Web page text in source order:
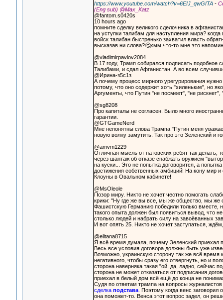
https://www.youtube.com/watch?v=6EIJ_qwGITA-
(Eng sub) ‪@Max_Katz‬
@fantom.s0420s
10 hours ago
помните сделку великого сделочника в
на уступки талибам для наступления мира?
войск талибан быстренько захватил власть
высказав ни слова?🤔хмм что-то мне это
@vladimirpavlov2084
В 17 году, Трамп собирался подписать подобное
Талибами, и сдал Афганистан. А во всем
@Ирина-з5с1з
А почему процесс мирного урегурирования
потому, что оно содержит хоть "хиленькие", но
Аргументы, что Путин "не посмеет", "не
@sg8208
Про капиталы не согласен. Было много
гарантии.
@GTGameNerd
Мне непонятны слова Трампа "Путин меня
новую волну замутить. Так про это Зеленский и
@amvm1229
Отличная мысль от натовских ребят так делать,
через шантаж об отказе снабжать оружием
на куски... Это не попытка договорится, а
достижения собственных амбиций! На кону мир и
Клоуны в Овальном кабинете!
@MsOleole
Позор миру. Никто не хочет честно помогать
крики: "Ну где же вы все, мы же общество, мы же
Фашистскую Германию победили только вместе,
такого опыта должен был появиться вывод, что
столько людей и набрать силу на завоёванных
И вот опять 25. Никто не хочет заступаться,
@elitana8715
Я всё время думала, почему Зеленский приехал
Весь все условия договора должны быть уже
Возможно, украинскую сторону так же всё
негативного, чтобы сразу его отвергнуть, но и
сторона наверняка такая "ой, да, ладно, сейчас
сторона не может отказаться от подписания
приехал в белый дом всё ещё до конца не
Судя по ответам трампа на вопросы журналистов
сделка подстава.
Поэтому когда венс заговорил
она поможет-то. Венса этот вопрос задел, он